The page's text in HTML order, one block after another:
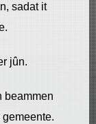
sadat it
jûn.
beammen